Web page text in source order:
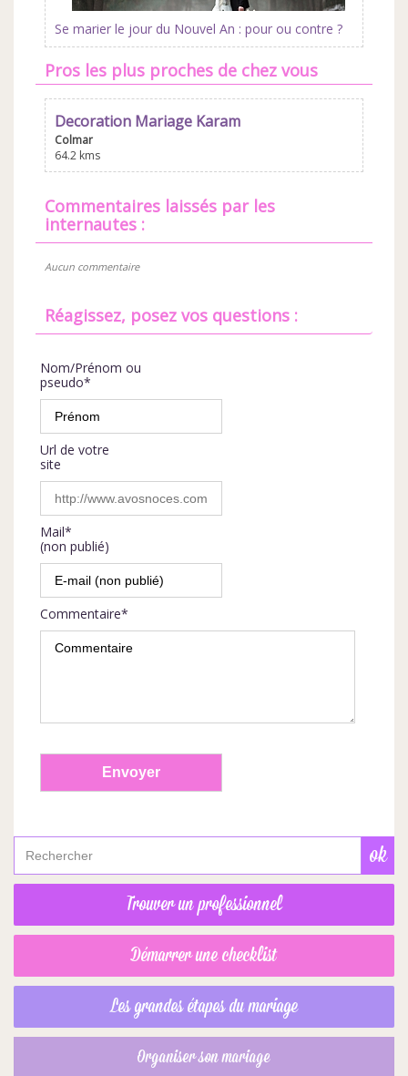
Se marier le jour du Nouvel An : pour ou contre ?
Pros les plus proches de chez vous
Decoration Mariage Karam
Colmar
64.2 kms
commentaires laissés par les
internautes :
Aucun commentaire
Réagissez, posez vos questions :
Nom/Prénom ou
pseudo*
Url de votre
site
Mail*
(non publié)
Commentaire*
Trouver un professionnel
Démarrer une checklist
Les grandes étapes du mariage
Organiser son mariage